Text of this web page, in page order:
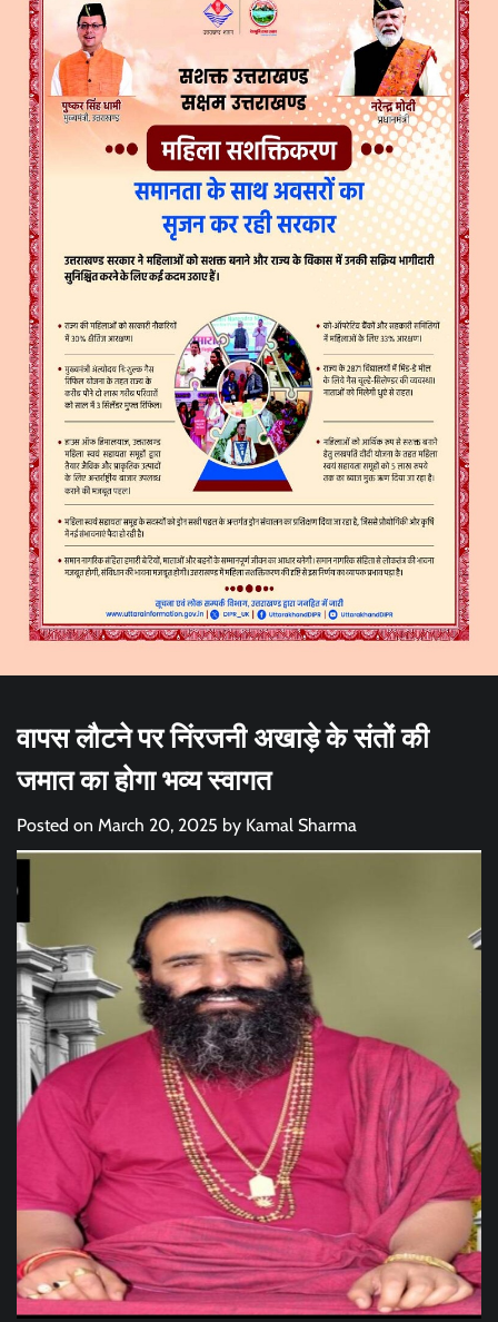
वापस लौटने पर निंरजनी अखाड़े के संतों की
जमात का होगा भव्य स्वागत
Posted on March 20, 2025 by Kamal Sharma